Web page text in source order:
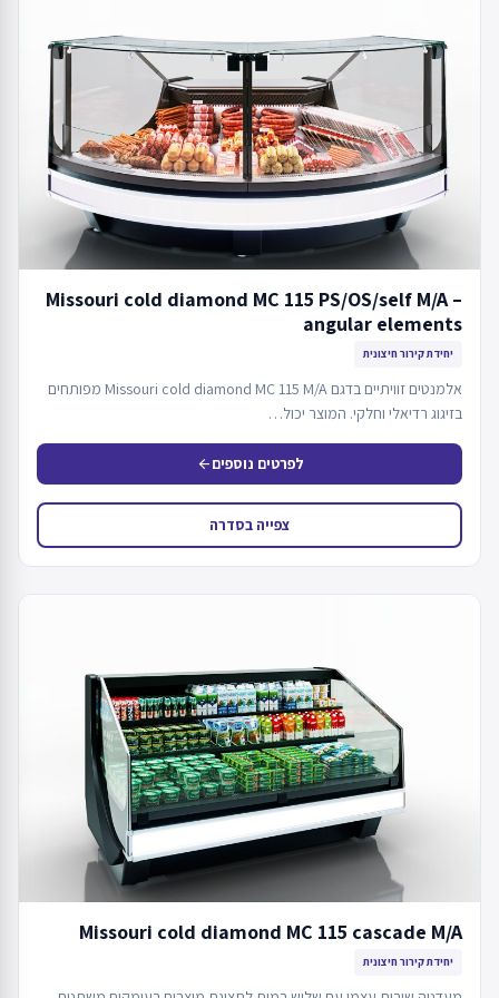
Missouri cold diamond MC 115 PS/OS/self M/A –
angular elements
יחידת קירור חיצונית
אלמנטים זוויתיים בדגם Missouri cold diamond MC 115 M/A מפותחים
בזיגוג רדיאלי וחלקי. המוצר יכול…
לפרטים נוספיםarrow_back
צפייה בסדרה
Missouri cold diamond MC 115 cascade M/A
יחידת קירור חיצונית